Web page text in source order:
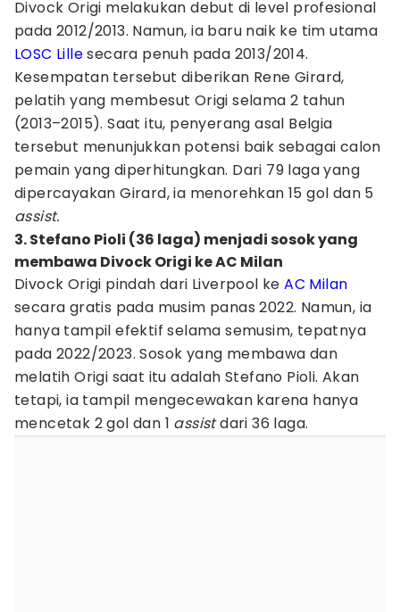
Divock Origi melakukan debut di level profesional
pada 2012/2013. Namun, ia baru naik ke tim utama
LOSC Lillesecara penuh pada 2013/2014.
Kesempatan tersebut diberikan Rene Girard,
pelatih yang membesut Origi selama 2 tahun
(2013–2015). Saat itu, penyerang asal Belgia
tersebut menunjukkan potensi baik sebagai calon
pemain yang diperhitungkan. Dari 79 laga yang
dipercayakan Girard, ia menorehkan 15 gol dan 5
assist.
3. Stefano Pioli (36 laga) menjadi sosok yang
membawa Divock Origi ke AC Milan
Divock Origi pindah dari Liverpool keAC Milan
secara gratis pada musim panas 2022. Namun, ia
hanya tampil efektif selama semusim, tepatnya
pada 2022/2023. Sosok yang membawa dan
melatih Origi saat itu adalah Stefano Pioli. Akan
tetapi, ia tampil mengecewakan karena hanya
mencetak 2 gol dan 1 assistdari 36 laga.